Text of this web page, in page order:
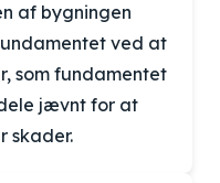
af bygningen
ved at
som fundamentet
jævnt for at
skader.